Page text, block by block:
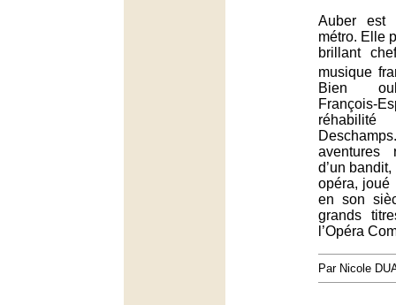
Auber est
métro. Elle
brillant
musique
Bien
François-
aventures
d’un
opéra, joué
en son
grands
l’Opéra
Par Nicole